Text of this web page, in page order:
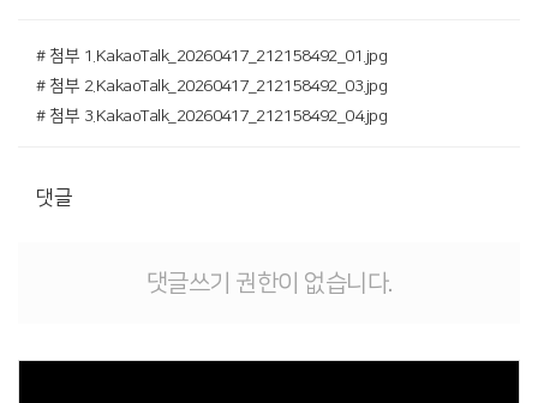
# 첨부 1.KakaoTalk_20260417_212158492_01.jpg
# 첨부 2.KakaoTalk_20260417_212158492_03.jpg
# 첨부 3.KakaoTalk_20260417_212158492_04.jpg
댓글
댓글쓰기 권한이 없습니다.